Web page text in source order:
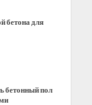
бетона для
бетонный пол